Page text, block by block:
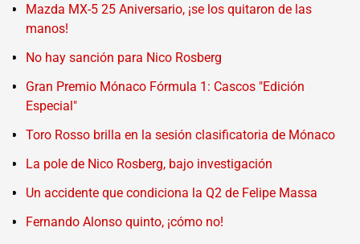
Mazda MX-5 25 Aniversario, ¡se los quitaron de las
manos!
No hay sanción para Nico Rosberg
Gran Premio Mónaco Fórmula 1: Cascos "Edición
Especial"
Toro Rosso brilla en la sesión clasificatoria de Mónaco
La pole de Nico Rosberg, bajo investigación
Un accidente que condiciona la Q2 de Felipe Massa
Fernando Alonso quinto, ¡cómo no!